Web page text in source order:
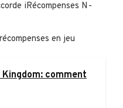
iRécompenses N-
en jeu
comment